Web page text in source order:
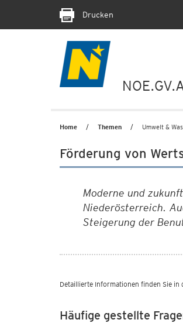
Drucken
Home Themen Umwelt &
Förderung von
Moderne und
Niederösterreich.
Steigerung der
Detaillierte Informationen finden Sie in
Häufige gestellte